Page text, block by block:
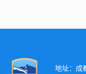
地址：成